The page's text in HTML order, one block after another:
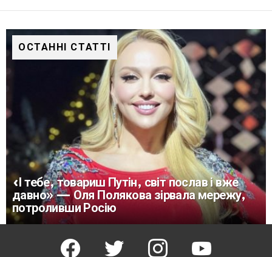
ОСТАННІ СТАТТІ
«І тебе, товариш Путін, світ послав і вже
давно» — Оля Полякова зірвала мережу,
потроливши Росію
facebook twitter instagram youtube